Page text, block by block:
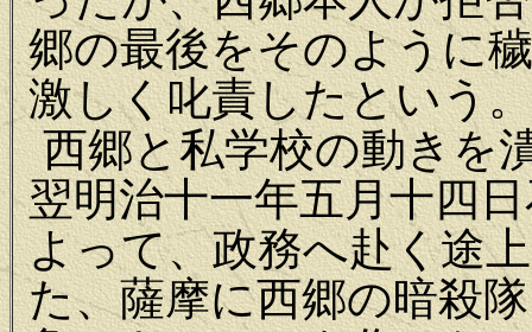
郷の最後をそのように
激しく叱責したという。
西郷と私学校の動きを
翌明治十一年五月十四
よって、政務へ赴く途
た、薩摩に西郷の暗殺